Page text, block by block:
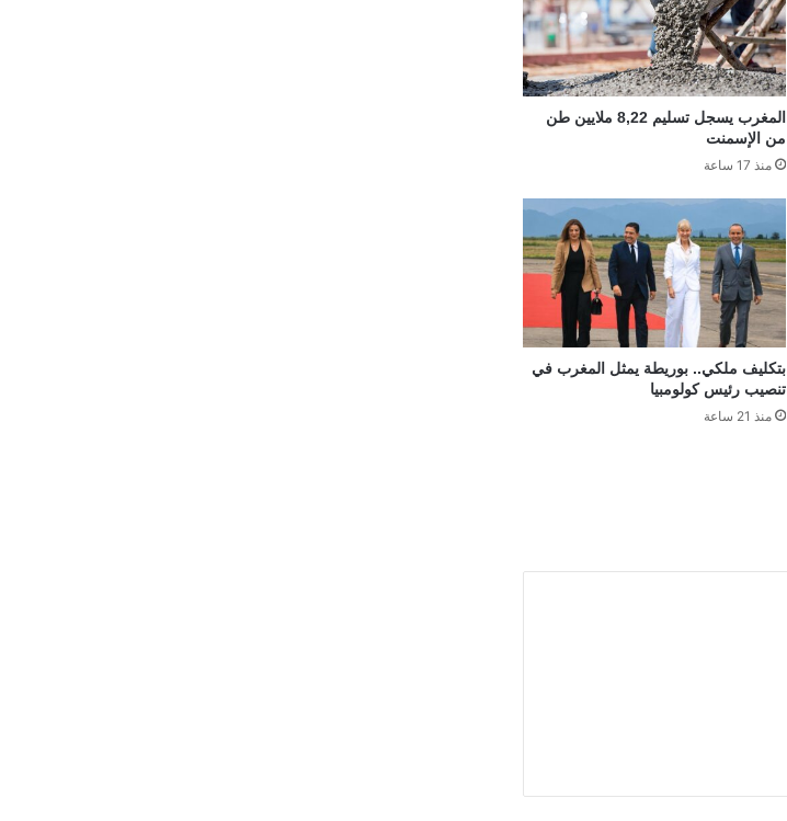
المغرب يسجل تسليم 8,22 ملايين طن
من الإسمنت
منذ 17 ساعة
بتكليف ملكي.. بوريطة يمثل المغرب في
تنصيب رئيس كولومبيا
منذ 21 ساعة